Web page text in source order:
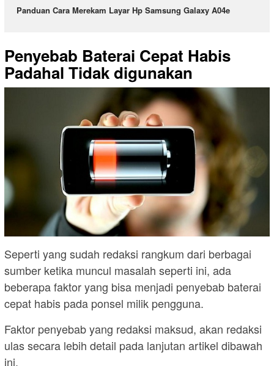
Panduan Cara Merekam Layar Hp Samsung Galaxy A04e
Penyebab Baterai Cepat Habis
Padahal Tidak digunakan
Seperti yang sudah redaksi rangkum dari berbagai
sumber ketika muncul masalah seperti ini, ada
beberapa faktor yang bisa menjadi penyebab baterai
cepat habis pada ponsel milik pengguna.
Faktor penyebab yang redaksi maksud, akan redaksi
ulas secara lebih detail pada lanjutan artikel dibawah
ini.